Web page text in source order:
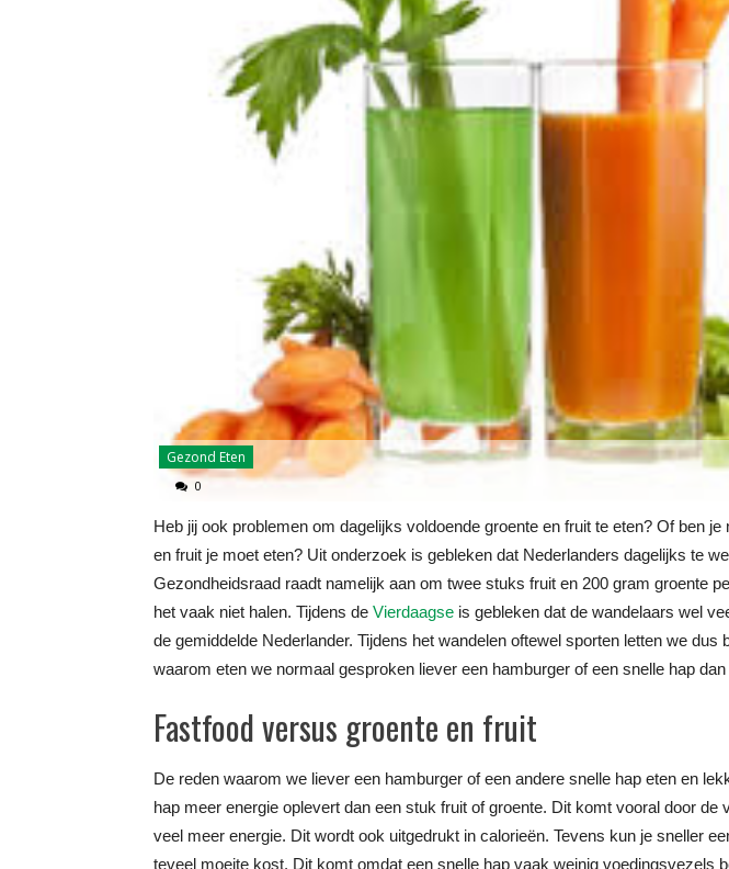
Gezond Eten
0
Heb jij ook problemen om dagelijks voldoende groente en fruit te eten? Of ben
en fruit je moet eten? Uit onderzoek is gebleken dat Nederlanders dagelijks te
Gezondheidsraad raadt namelijk aan om twee stuks fruit en 200 gram groente
het vaak niet halen. Tijdens de Vierdaagse is gebleken dat de wandelaars wel
de gemiddelde Nederlander. Tijdens het wandelen oftewel sporten letten we dus
waarom eten we normaal gesproken liever een hamburger of een snelle hap
Fastfood versus groente en fruit
De reden waarom we liever een hamburger of een andere snelle hap eten en
hap meer energie oplevert dan een stuk fruit of groente. Dit komt vooral door de
veel meer energie. Dit wordt ook uitgedrukt in calorieën. Tevens kun je sneller
teveel moeite kost. Dit komt omdat een snelle hap vaak weinig voedingsvezels